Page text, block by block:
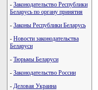
- Законодательство Республики
Беларусь по органу принятия
- Законы Республики Беларусь
- Новости законодательства
Беларуси
- Тюрьмы Беларуси
- Законодательство России
- Деловая Украина